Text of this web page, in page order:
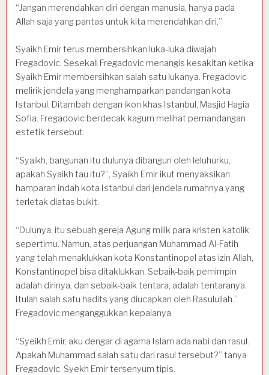
“Jangan merendahkan diri dengan manusia, hanya pada
Allah saja yang pantas untuk kita merendahkan diri,”
Syaikh Emir terus membersihkan luka-luka diwajah
Fregadovic. Sesekali Fregadovic menangis kesakitan ketika
Syaikh Emir membersihkan salah satu lukanya. Fregadovic
melirik jendela yang menghamparkan pandangan kota
Istanbul. Ditambah dengan ikon khas Istanbul, Masjid Hagia
Sofia. Fregadovic berdecak kagum melihat pemandangan
estetik tersebut.
“Syaikh, bangunan itu dulunya dibangun oleh leluhurku,
apakah Syaikh tau itu?”, Syaikh Emir ikut menyaksikan
hamparan indah kota Istanbul dari jendela rumahnya yang
terletak diatas bukit.
“Dulunya, itu sebuah gereja Agung milik para kristen katolik
sepertimu. Namun, atas perjuangan Muhammad Al-Fatih
yang telah menaklukkan kota Konstantinopel atas izin Allah,
Konstantinopel bisa ditaklukkan. Sebaik-baik pemimpin
adalah dirinya, dan sebaik-baik tentara, adalah tentaranya.
Itulah salah satu hadits yang diucapkan oleh Rasulullah.”
Fregadovic menganggukkan kepalanya.
“Syeikh Emir, aku dengar di agama Islam ada nabi dan rasul.
Apakah Muhammad salah satu dari rasul tersebut?” tanya
Fregadovic. Syekh Emir tersenyum tipis.